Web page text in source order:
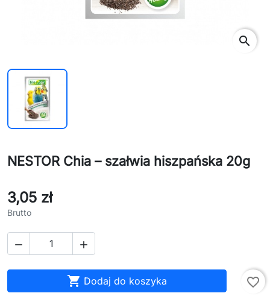
search
NESTOR Chia – szałwia hiszpańska 20g
3,05 zł
Brutto
 
 Dodaj do koszyka favorite_border